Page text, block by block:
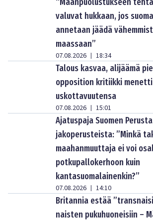
valuvat hukkaan, jos
annetaan jäädä
maassaan”
07.08.2026 | 18:34
Talous kasvaa, alijäämä
opposition kritiikki menetti
uskottavuutensa
07.08.2026 | 15:01
Ajatuspaja Suomen
jakoperusteista: ”Minkä
maahanmuuttaja ei voi
potkupallokerhoon kuin
kantasuomalainenkin?”
07.08.2026 | 14:10
Britannia estää
naisten pukuhuoneisiin –